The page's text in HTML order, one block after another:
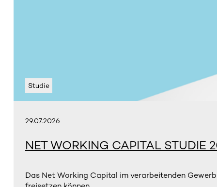
Studie
29.07.2026
NET WORKING CAPITAL STUDIE
Das Net Working Capital im verarbeitenden